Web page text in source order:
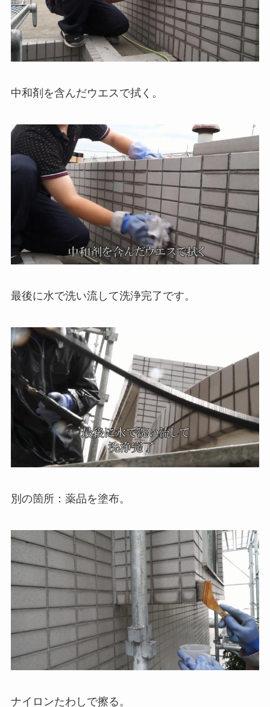
中和剤を含んだウエスで拭く。
最後に水で洗い流して洗浄完了です。
別の箇所：薬品を塗布。
ナイロンたわしで擦る。